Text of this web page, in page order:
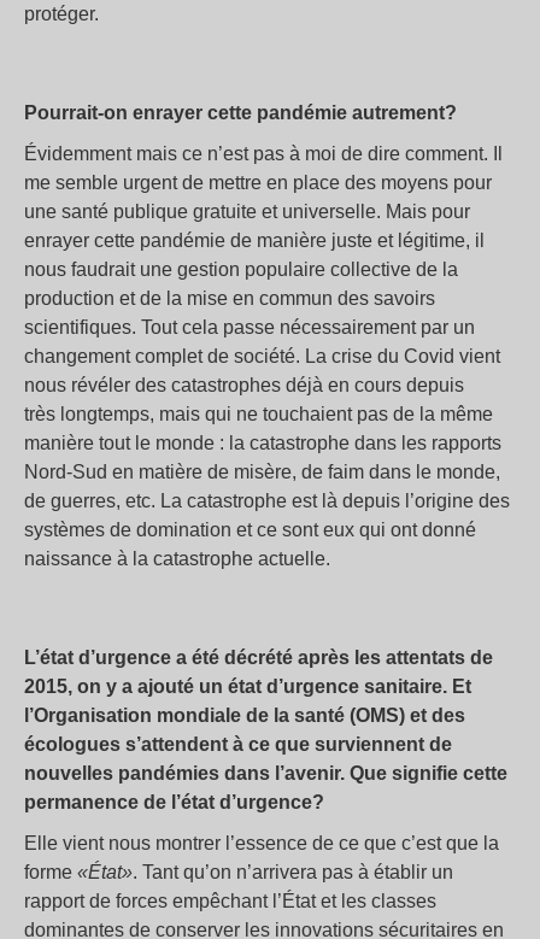
protéger.
Pourrait-on enrayer cette pandémie autrement?
Évidemment mais ce n’est pas à moi de dire comment. Il
me semble urgent de mettre en place des moyens pour
une santé publique gratuite et universelle. Mais pour
enrayer cette pandémie de manière juste et légitime, il
nous faudrait une gestion populaire collective de la
production et de la mise en commun des savoirs
scientifiques. Tout cela passe nécessairement par un
changement complet de société. La crise du Covid vient
nous révéler des catastrophes déjà en cours depuis
très longtemps, mais qui ne touchaient pas de la même
manière tout le monde : la catastrophe dans les rapports
Nord-Sud en matière de misère, de faim dans le monde,
de guerres, etc. La catastrophe est là depuis l’origine des
systèmes de domination et ce sont eux qui ont donné
naissance à la catastrophe actuelle.
L’état d’urgence a été décrété après les attentats de
2015, on y a ajouté un état d’urgence sanitaire. Et
l’Organisation mondiale de la santé (OMS) et des
écologues s’attendent à ce que surviennent de
nouvelles pandémies dans l’avenir. Que signifie cette
permanence de l’état d’urgence?
Elle vient nous montrer l’essence de ce que c’est que la
forme «État». Tant qu’on n’arrivera pas à établir un
rapport de forces empêchant l’État et les classes
dominantes de conserver les innovations sécuritaires en